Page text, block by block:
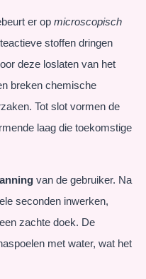
er op microscopisch
stoffen dringen
deze loslaten van het
breken chemische
Tot slot vormen de
laag die toekomstige
van de gebruiker. Na
seconden inwerken,
zachte doek. De
met water, wat het